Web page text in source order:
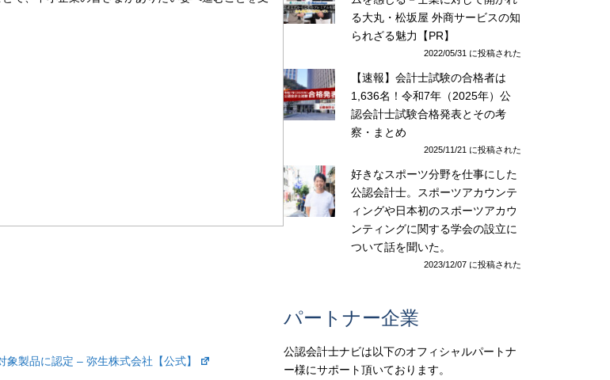
製品に認定 – 弥生株式会社【公式】
る大丸・松坂屋 外商サービスの知
られざる魅力【PR】
2022/05/31 に投稿された
【速報】会計士試験の合格者は
1,636名！令和7年（2025年）公
認会計士試験合格発表とその考
察・まとめ
2025/11/21 に投稿された
好きなスポーツ分野を仕事にした
公認会計士。スポーツアカウンテ
ィングや日本初のスポーツアカウ
ンティングに関する学会の設立に
ついて話を聞いた。
2023/12/07 に投稿された
パートナー企業
公認会計士ナビは以下のオフィシャルパートナ
ー様にサポート頂いております。